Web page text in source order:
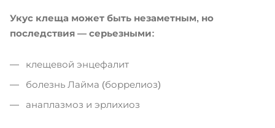
Укус клеща может быть незаметным, но
последствия — серьезными:
клещевой энцефалит
болезнь Лайма (боррелиоз)
анаплазмоз и эрлихиоз